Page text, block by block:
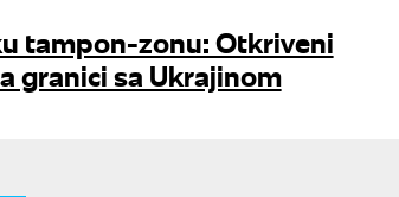
tampon-zonu: Otkriveni
granici sa Ukrajinom